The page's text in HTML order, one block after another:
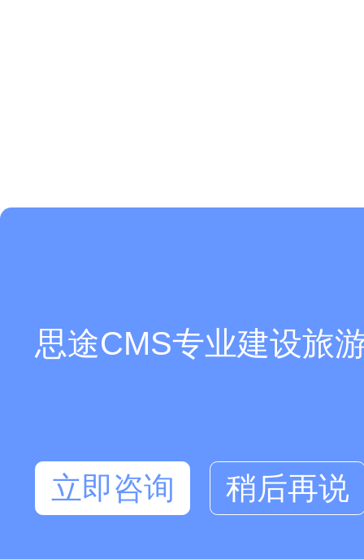
思途CMS专业建设旅
立即咨询 稍后再说